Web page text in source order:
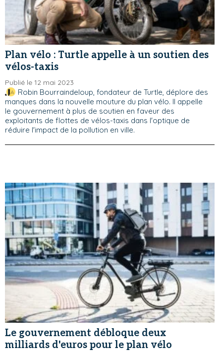
Plan vélo : Turtle appelle à un soutien des
vélos-taxis
Publié le 12 mai 2023
Robin Bourraindeloup, fondateur de Turtle, déplore des
manques dans la nouvelle mouture du plan vélo. Il appelle
le gouvernement à plus de soutien en faveur des
exploitants de flottes de vélos-taxis dans l'optique de
réduire l'impact de la pollution en ville.
Le gouvernement débloque deux
milliards d'euros pour le plan vélo